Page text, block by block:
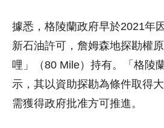
據悉，格陵蘭政府早於2021年
新石油許可，詹姆森地探勘權
哩」（80 Mile）持有。「格陵
示，其以資助探勘為條件取得
需獲得政府批准方可推進。